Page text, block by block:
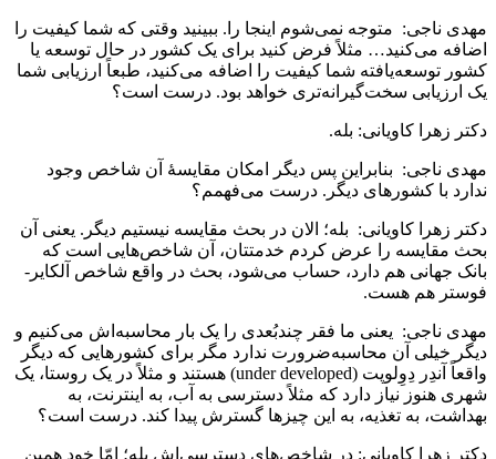
مهدی ناجی: متوجه نمی‌شوم اینجا را. ببینید وقتی که شما کیفیت را
اضافه می‌کنید… مثلاً فرض کنید برای یک کشور در حال توسعه یا
کشور توسعه‌یافته شما کیفیت را اضافه می‌کنید، طبعاً ارزیابی شما
یک ارزیابی سخت‌گیرانه‌تری خواهد بود. درست است؟
دکتر زهرا کاویانی: بله.
مهدی ناجی: بنابراین پس دیگر امکان مقایسۀ آن شاخص وجود
ندارد با کشورهای دیگر. درست می‌فهمم؟
دکتر زهرا کاویانی: بله؛ الان در بحث مقایسه نیستیم دیگر. یعنی آن
بحث مقایسه را عرض کردم خدمتتان، آن شاخص‌هایی است که
بانک جهانی هم دارد، حساب می‌شود، بحث در واقع شاخص آلکایر-
فوستر هم هست.
مهدی ناجی: یعنی ما فقر چندبُعدی را یک بار محاسبه‌اش می‌کنیم و
دیگر خیلی آن محاسبه‌ضرورت ندارد مگر برای کشورهایی که دیگر
واقعاً آندِر دِوِلوپت (under developed) هستند و مثلاً در یک روستا، یک
شهری هنوز نیاز دارد که مثلاً دسترسی به آب، به اینترنت، به‌
بهداشت، به‌ تغذیه، به این چیزها گسترش پیدا کند. درست است؟
دکتر زهرا کاویانی: در شاخص‌های دسترسی‌اش بله؛ امّا خود همین